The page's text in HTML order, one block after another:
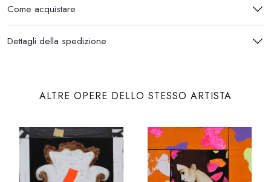
Come acquistare
Dettagli della spedizione
ALTRE OPERE DELLO STESSO ARTISTA